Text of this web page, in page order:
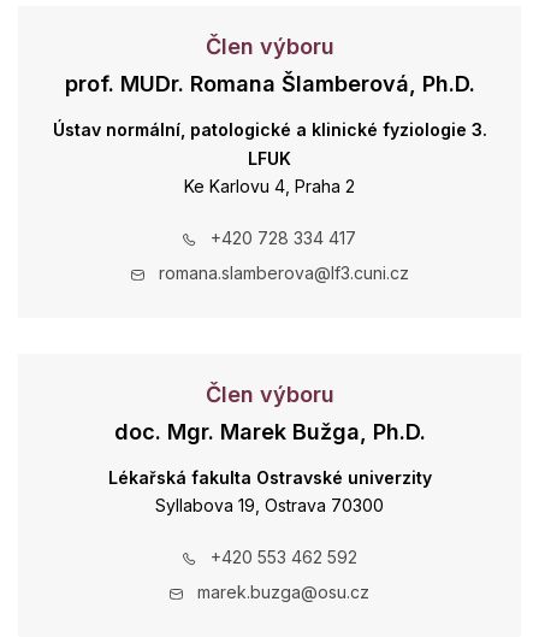
Člen výboru
prof. MUDr. Romana Šlamberová, Ph.D.
Ústav normální, patologické a klinické fyziologie 3.
LFUK
Ke Karlovu 4, Praha 2
+420 728 334 417
romana.slamberova@lf3.cuni.cz
Člen výboru
doc. Mgr. Marek Bužga, Ph.D.
Lékařská fakulta Ostravské univerzity
Syllabova 19, Ostrava 70300
+420 553 462 592
marek.buzga@osu.cz